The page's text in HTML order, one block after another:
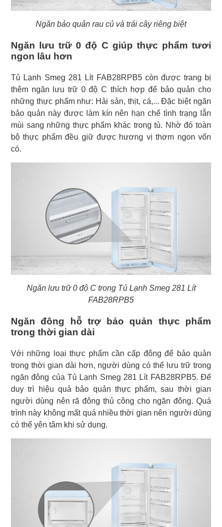
Ngăn bảo quản rau củ và trái cây riêng biệt
Ngăn lưu trữ 0 độ C giúp thực phẩm tươi
ngon lâu hơn
Tủ Lạnh Smeg 281 Lít FAB28RPB5 còn được trang bị
thêm ngăn lưu trữ 0 độ C thích hợp để bảo quản cho
những thực phẩm như: Hải sản, thịt, cá,... Đặc biệt ngăn
bảo quản này được làm kín nên hạn chế tình trạng lẫn
mùi sang những thực phẩm khác trong tủ. Nhờ đó toàn
bộ thực phẩm đều giữ được hương vị thơm ngon vốn
có.
Ngăn lưu trữ 0 độ C trong Tủ Lạnh Smeg 281 Lít
FAB28RPB5
Ngăn đông hỗ trợ bảo quản thực phẩm
trong thời gian dài
Với những loại thực phẩm cần cấp đông để bảo quản
trong thời gian dài hơn, người dùng có thể lưu trữ trong
ngăn đông của Tủ Lạnh Smeg 281 Lít FAB28RPB5. Để
duy trì hiệu quả bảo quản thực phẩm, sau thời gian
người dùng nên rã đông thủ công cho ngăn đông. Quá
trình này không mất quá nhiều thời gian nên người dùng
có thể yên tâm khi sử dụng.